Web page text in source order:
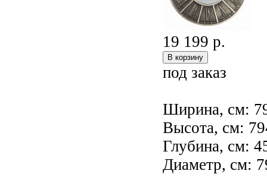
19 199 р.
под заказ
Ширина, см:
Высота, см:
Глубина, см:
Диаметр, см: